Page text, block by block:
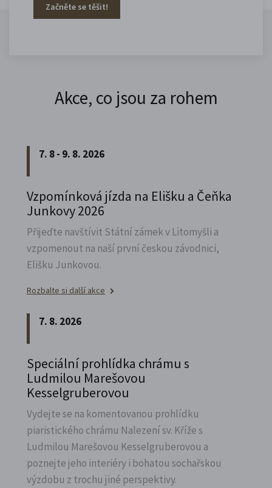
Začněte se těšit!
Akce, co jsou za rohem
7. 8 - 9. 8. 2026
Vzpomínková jízda na Elišku a Čeňka
Junkovy 2026
Přijeďte navštívit Státní zámek v Litomyšli a
vzpomenout na naší první českou závodnici,
Elišku Junkovou.
Rozbalte si další akce
7. 8. 2026
Speciální prohlídka chrámu s
Ludmilou Marešovou
Kesselgruberovou
Vydejte se na komentovanou prohlídku
piaristického chrámu Nalezení sv. Kříže s
Ludmilou Marešovou Kesselgruberovou a
poznejte jeho interiéry i bohatou sochařskou
výzdobu z trochu jiné perspektivy.